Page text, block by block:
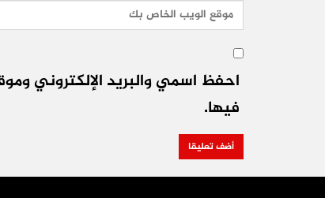
احفظ اسمي والبريد الإلكتروني
فيها.